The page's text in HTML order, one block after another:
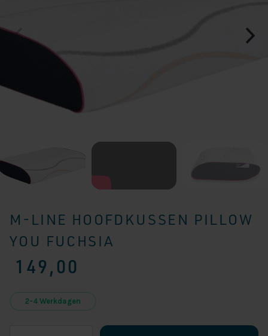
M-LINE HOOFDKUSSEN PILLOW
YOU FUCHSIA
149,00
2-4 Werkdagen